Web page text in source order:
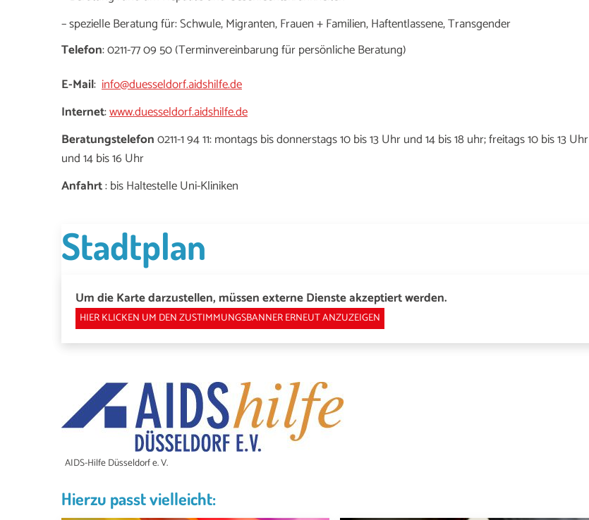
– spezielle Beratung für: Schwule, Migranten, Frauen + Familien, Haftentlassene, Transgender
Telefon: 0211-77 09 50 (Terminvereinbarung für persönliche Beratung)
E-Mail: info@duesseldorf.aidshilfe.de
Internet:www.duesseldorf.aidshilfe.de
Beratungstelefon0211-1 94 11: montags bis donnerstags 10 bis 13 Uhr und 14 bis 18 uhr; freitags 10 bis 13 Uhr
und 14 bis 16 Uhr
Anfahrt: bis Haltestelle Uni-Kliniken
Stadtplan
Um die Karte darzustellen, müssen externe Dienste akzeptiert werden.
HIER KLICKEN UM DEN ZUSTIMMUNGSBANNER ERNEUT ANZUZEIGEN
AIDS-Hilfe Düsseldorf e. V.
Hierzu passt vielleicht: